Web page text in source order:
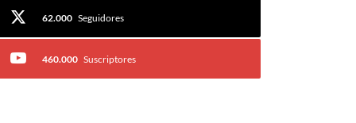
62.000 Seguidores
460.000 Suscriptores